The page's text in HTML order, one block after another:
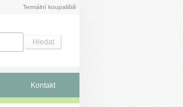
Termální koupaliště
Kontakt